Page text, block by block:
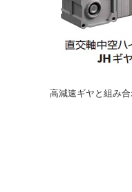
高減速ギヤと組み